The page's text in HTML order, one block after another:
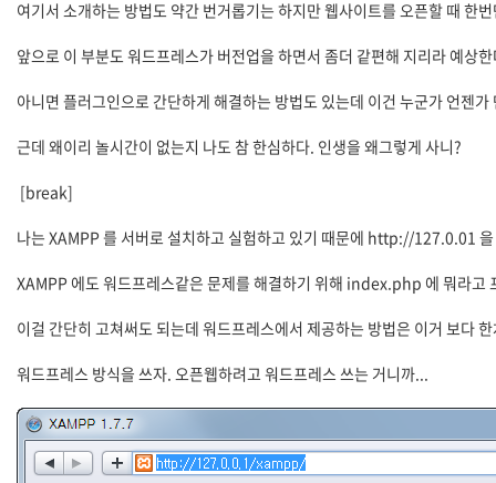
여기서 소개하는 방법도 약간 번거롭기는 하지만 웹사이트를 오픈할 때 한
앞으로 이 부분도 워드프레스가 버전업을 하면서 좀더 같편해 지리라 예상
아니면 플러그인으로 간단하게 해결하는 방법도 있는데 이건 누군가 언젠
근데 왜이리 놀시간이 없는지 나도 참 한심하다. 인생을 왜그렇게 사니?
[break]
나는 XAMPP 를 서버로 설치하고 실험하고 있기 때문에 http://127.0.01
XAMPP 에도 워드프레스같은 문제를 해결하기 위해 index.php 에 뭐라
이걸 간단히 고쳐써도 되는데 워드프레스에서 제공하는 방법은 이거 보다
워드프레스 방식을 쓰자. 오픈웹하려고 워드프레스 쓰는 거니까...